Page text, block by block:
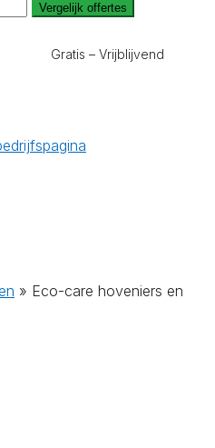
Vergelijk offertes
Gratis – Vrijblijvend
» Eco-care hoveniers en